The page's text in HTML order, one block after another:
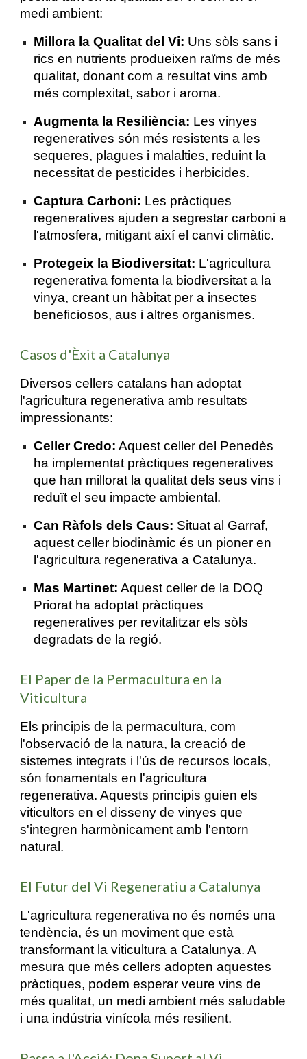
medi ambient:
Millora la Qualitat del Vi: Uns sòls sans i
rics en nutrients produeixen raïms de més
qualitat, donant com a resultat vins amb
més complexitat, sabor i aroma.
Augmenta la Resiliència: Les vinyes
regeneratives són més resistents a les
sequeres, plagues i malalties, reduint la
necessitat de pesticides i herbicides.
Captura Carboni: Les pràctiques
regeneratives ajuden a segrestar carboni a
l'atmosfera, mitigant així el canvi climàtic.
Protegeix la Biodiversitat: L'agricultura
regenerativa fomenta la biodiversitat a la
vinya, creant un hàbitat per a insectes
beneficiosos, aus i altres organismes.
Casos d'Èxit a Catalunya
Diversos cellers catalans han adoptat
l'agricultura regenerativa amb resultats
impressionants:
Celler Credo: Aquest celler del Penedès
ha implementat pràctiques regeneratives
que han millorat la qualitat dels seus vins i
reduït el seu impacte ambiental.
Can Ràfols dels Caus: Situat al Garraf,
aquest celler biodinàmic és un pioner en
l'agricultura regenerativa a Catalunya.
Mas Martinet: Aquest celler de la DOQ
Priorat ha adoptat pràctiques
regeneratives per revitalitzar els sòls
degradats de la regió.
El Paper de la Permacultura en la
Viticultura
Els principis de la permacultura, com
l'observació de la natura, la creació de
sistemes integrats i l'ús de recursos locals,
són fonamentals en l'agricultura
regenerativa. Aquests principis guien els
viticultors en el disseny de vinyes que
s'integren harmònicament amb l'entorn
natural.
El Futur del Vi Regeneratiu a Catalunya
L'agricultura regenerativa no és només una
tendència, és un moviment que està
transformant la viticultura a Catalunya. A
mesura que més cellers adopten aquestes
pràctiques, podem esperar veure vins de
més qualitat, un medi ambient més saludable
i una indústria vinícola més resilient.